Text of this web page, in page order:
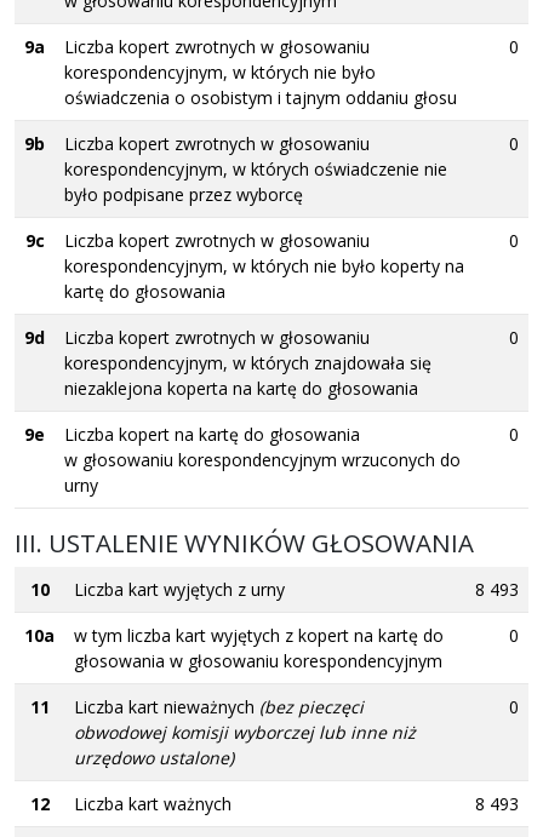
9a
Liczba kopert zwrotnych w głosowaniu
korespondencyjnym, w których nie było
oświadczenia o osobistym i tajnym oddaniu głosu
0
9b
Liczba kopert zwrotnych w głosowaniu
korespondencyjnym, w których oświadczenie nie
było podpisane przez wyborcę
0
9c
Liczba kopert zwrotnych w głosowaniu
korespondencyjnym, w których nie było koperty na
kartę do głosowania
0
9d
Liczba kopert zwrotnych w głosowaniu
korespondencyjnym, w których znajdowała się
niezaklejona koperta na kartę do głosowania
0
9e
Liczba kopert na kartę do głosowania
w głosowaniu korespondencyjnym wrzuconych do
urny
0
III. USTALENIE WYNIKÓW GŁOSOWANIA
10 Liczba kart wyjętych z urny
8 493
10a
w tym liczba kart wyjętych z kopert na kartę do
głosowania w głosowaniu korespondencyjnym
0
11 Liczba kart nieważnych (bez pieczęci
obwodowej komisji wyborczej lub inne niż
urzędowo ustalone)
0
12 Liczba kart ważnych
8 493